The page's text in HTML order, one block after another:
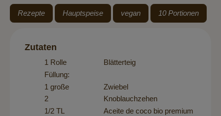
Rezepte Hauptspeise vegan 10 Portionen
Zutaten
1 Rolle
Blätterteig
Füllung:
1 große
Zwiebel
2
Knoblauchzehen
1/2 TL
Aceite de coco bio premium